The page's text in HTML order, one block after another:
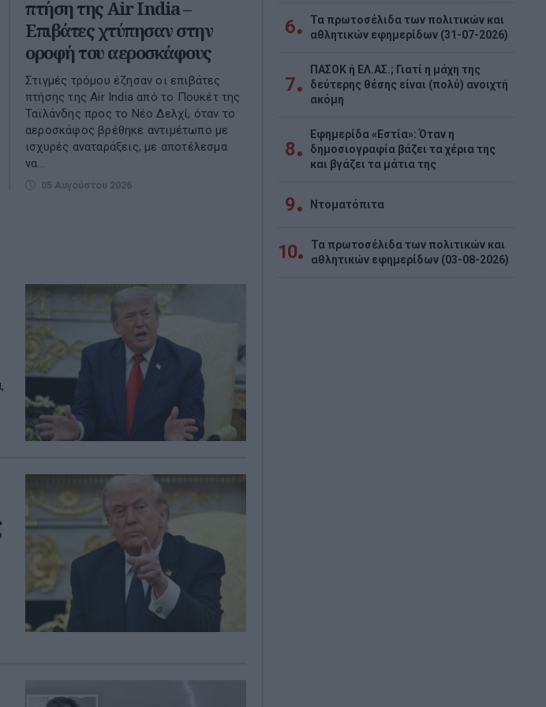
πτήση της Air India –
Επιβάτες χτύπησαν στην
οροφή του αεροσκάφους
Στιγμές τρόμου έζησαν οι επιβάτες
πτήσης της Air India από το Πουκέτ της
Ταϊλάνδης προς το Νέο Δελχί, όταν το
αεροσκάφος βρέθηκε αντιμέτωπο με
ισχυρές αναταράξεις, με αποτέλεσμα
να...
05 Αυγούστου 2026
6
Τα πρωτοσέλιδα των πολιτικών και
αθλητικών εφημερίδων (31-07-2026)
7
ΠΑΣΟΚ ή ΕΛ.ΑΣ.; Γιατί η μάχη της
δεύτερης θέσης είναι (πολύ) ανοιχτή
ακόμη
8
Εφημερίδα «Εστία»: Όταν η
δημοσιογραφία βάζει τα χέρια της
και βγάζει τα μάτια της
9 Ντοματόπιτα
10
Τα πρωτοσέλιδα των πολιτικών και
αθλητικών εφημερίδων (03-08-2026)